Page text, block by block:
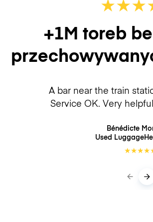
+1M toreb
A bar near the train
Service OK. Very
Bénédicte
Used
★★★★